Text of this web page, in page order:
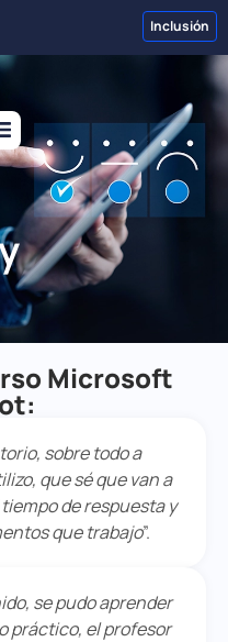
Inclusión
Microsoft
sobre todo a
que sé que van a
de respuesta y
que trabajo”.
se pudo aprender
práctico, el profesor